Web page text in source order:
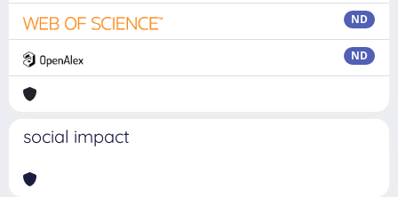
ND
ND
social impact